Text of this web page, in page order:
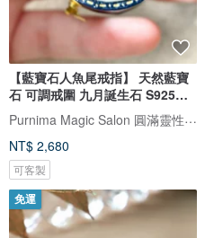
【藍寶石人魚尾戒指】 天然藍寶
石 可調戒圍 九月誕生石 S925純
銀
Purnima Magic Salon 圓滿靈性工作坊
NT$ 2,680
可客製
免運